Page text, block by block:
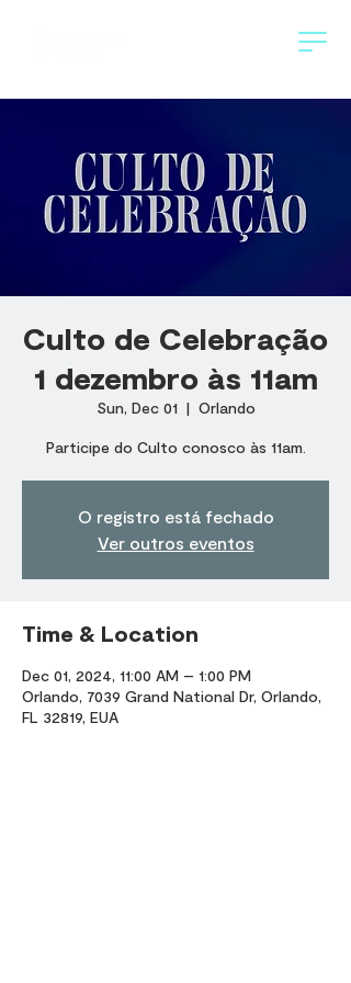
⁠Culto de Celebração
1 dezembro às 11am
Sun, Dec 01
  |
Orlando
Participe do Culto conosco às 11am.
O registro está fechado
Ver outros eventos
Time & Location
Dec 01, 2024, 11:00 AM – 1:00 PM
Orlando, 7039 Grand National Dr, Orlando,
FL 32819, EUA